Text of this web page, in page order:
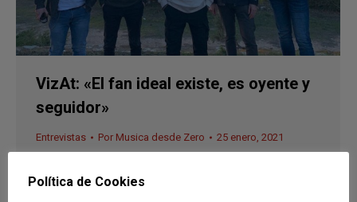
VizAt: «El fan ideal existe, es oyente y
seguidor»
Entrevistas Por Musica desde Zero 25 enero, 2021
día’ en la nueva edición del certamen de bandas y
Política de Cookies